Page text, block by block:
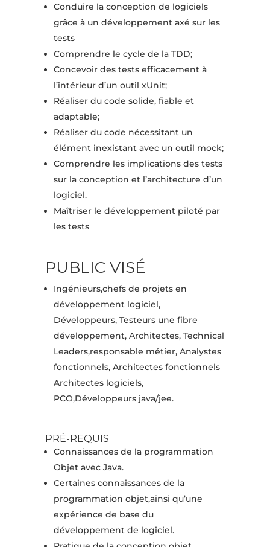
Conduire la conception de logiciels
grâce à un développement axé sur les
tests
Comprendre le cycle de la TDD;
Concevoir des tests efficacement à
l’intérieur d’un outil xUnit;
Réaliser du code solide, fiable et
adaptable;
Réaliser du code nécessitant un
élément inexistant avec un outil mock;
Comprendre les implications des tests
sur la conception et l’architecture d’un
logiciel.
Maîtriser le développement piloté par
les tests
PUBLIC VISÉ
Ingénieurs,chefs de projets en
développement logiciel,
Développeurs, Testeurs une fibre
développement, Architectes, Technical
Leaders,responsable métier, Analystes
fonctionnels, Architectes fonctionnels
Architectes logiciels,
PCO,Développeurs java/jee.
PRÉ-REQUIS
Connaissances de la programmation
Objet avec Java.
Certaines connaissances de la
programmation objet,ainsi qu’une
expérience de base du
développement de logiciel.